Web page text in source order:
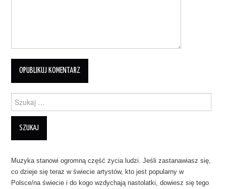
Szukanie dla:
Muzyka stanowi ogromną część życia ludzi. Jeśli zastanawiasz się,
co dzieje się teraz w świecie artystów, kto jest popularny w
Polsce/na świecie i do kogo wzdychają nastolatki, dowiesz się tego